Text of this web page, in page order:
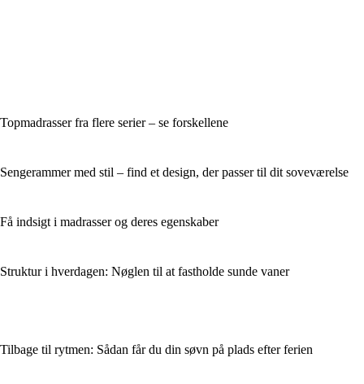
Topmadrasser fra flere serier – se forskellene
Sengerammer med stil – find et design, der passer til dit soveværelse
Få indsigt i madrasser og deres egenskaber
Struktur i hverdagen: Nøglen til at fastholde sunde vaner
Tilbage til rytmen: Sådan får du din søvn på plads efter ferien